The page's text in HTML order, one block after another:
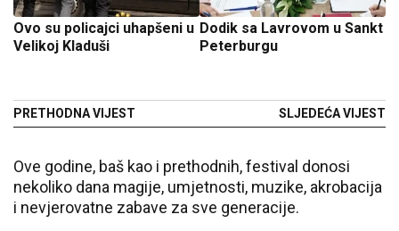
Ovo su policajci uhapšeni u
Velikoj Kladuši
PRETHODNA VIJEST
Dodik sa Lavrovom u Sankt
Peterburgu
SLJEDEĆA VIJEST
Ove godine, baš kao i prethodnih, festival donosi
nekoliko dana magije, umjetnosti, muzike, akrobacija
i nevjerovatne zabave za sve generacije.